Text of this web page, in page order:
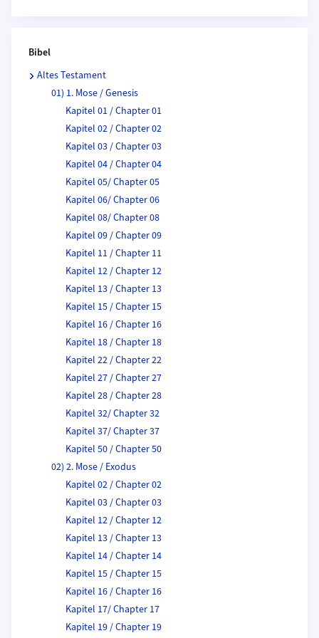
Bibel
Altes Testament
01) 1. Mose / Genesis
Kapitel 01 / Chapter 01
Kapitel 02 / Chapter 02
Kapitel 03 / Chapter 03
Kapitel 04 / Chapter 04
Kapitel 05/ Chapter 05
Kapitel 06/ Chapter 06
Kapitel 08/ Chapter 08
Kapitel 09 / Chapter 09
Kapitel 11 / Chapter 11
Kapitel 12 / Chapter 12
Kapitel 13 / Chapter 13
Kapitel 15 / Chapter 15
Kapitel 16 / Chapter 16
Kapitel 18 / Chapter 18
Kapitel 22 / Chapter 22
Kapitel 27 / Chapter 27
Kapitel 28 / Chapter 28
Kapitel 32/ Chapter 32
Kapitel 37/ Chapter 37
Kapitel 50 / Chapter 50
02) 2. Mose / Exodus
Kapitel 02 / Chapter 02
Kapitel 03 / Chapter 03
Kapitel 12 / Chapter 12
Kapitel 13 / Chapter 13
Kapitel 14 / Chapter 14
Kapitel 15 / Chapter 15
Kapitel 16 / Chapter 16
Kapitel 17/ Chapter 17
Kapitel 19 / Chapter 19